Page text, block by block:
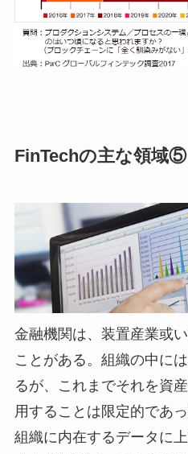
FinTechの主な領域⑤
金融機関は、装置産業或
ことがある。組織の中に
るが、これまでそれを資
用することは限定的であっ
組織に内在するデータに